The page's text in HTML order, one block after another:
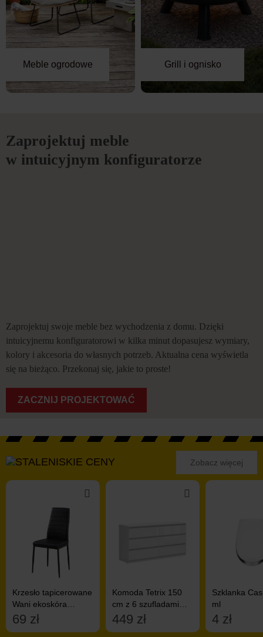
Meble ogrodowe Grill i ognisko
Zaprojektuj meble
w intuicyjnym konfiguratorze
Zaprojektuj swoje meble bez wychodzenia z domu. Dzięki
intuicyjnemu konfiguratorowi w kilka minut dopasujesz wymiary,
kolory i akcesoria do własnych potrzeb. Aktualna cena wyświetla
się na bieżąco. Przekonaj się, jakie to proste!
ZACZNIJ PROJEKTOWAĆ
NISKIE CENY
Krzesło tapicerowane
Wani ekoskóra
czarne
69 zł
Komoda Tetrix 150
cm z 6 szufladami
biały połysk
449 zł
Szklanka
ml
4 zł